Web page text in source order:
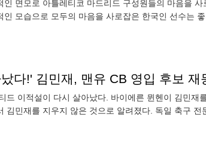
면모로 아틀레티코 마드리드 구성원들의 마음을
모습으로 모두의 마음을 사로잡은 한국인 선수는 좋
드 이적설이 다시 살아났다. 바이에른 뮌헨이 김민재
김민재를 지우지 않은 것으로 알려졌다. 독일 축구 전